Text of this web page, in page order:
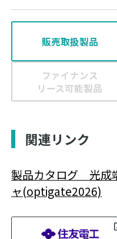
販売取扱製品
ファイナンス
リース可能製品
関連リンク
製品カタログ 光成
ャ(optigate2026)